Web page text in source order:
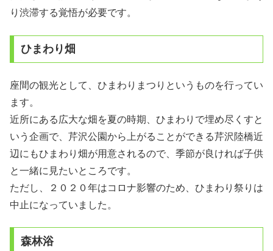
り渋滞する覚悟が必要です。
ひまわり畑
座間の観光として、ひまわりまつりというものを行ってい
ます。
近所にある広大な畑を夏の時期、ひまわりで埋め尽くすと
いう企画で、芹沢公園から上がることができる芹沢陸橋近
辺にもひまわり畑が用意されるので、季節が良ければ子供
と一緒に見たいところです。
ただし、２０２０年はコロナ影響のため、ひまわり祭りは
中止になっていました。
森林浴